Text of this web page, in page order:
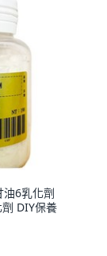
油6乳化劑
DIY保養